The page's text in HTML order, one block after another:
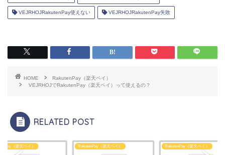
VEJRHOJRakutenPay使えない VEJRHOJRakutenPay失敗
HOME
RakutenPay（楽天ペイ）
VEJRHOJでRakutenPay（楽天ペイ）って使えるの？
RELATED POST
（楽天ペイ） RakutenPay（楽天ペイ） RakutenPay（楽天ペイ）